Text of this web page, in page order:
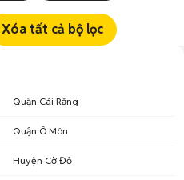
Xóa tất cả bộ lọc
Quận Cái Răng
Quận Ô Môn
Huyện Cờ Đỏ